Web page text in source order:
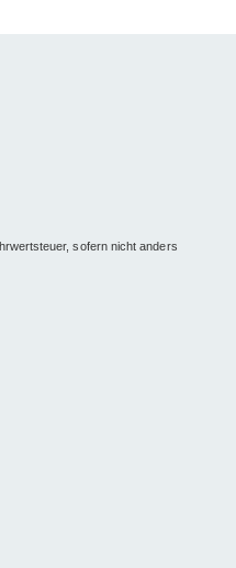
sofern nicht anders